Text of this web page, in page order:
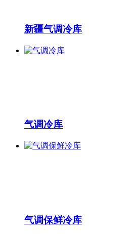
新疆气调冷库
气调冷库
气调保鲜冷库